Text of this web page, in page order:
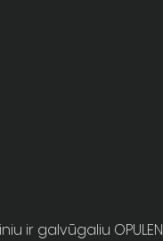
ir galvūgaliu